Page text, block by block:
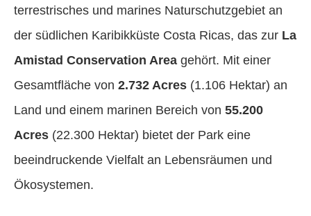
terrestrisches und marines Naturschutzgebiet an
der südlichen Karibikküste Costa Ricas, das zur La
Amistad Conservation Area gehört. Mit einer
Gesamtfläche von 2.732 Acres (1.106 Hektar) an
Land und einem marinen Bereich von 55.200
Acres (22.300 Hektar) bietet der Park eine
beeindruckende Vielfalt an Lebensräumen und
Ökosystemen.